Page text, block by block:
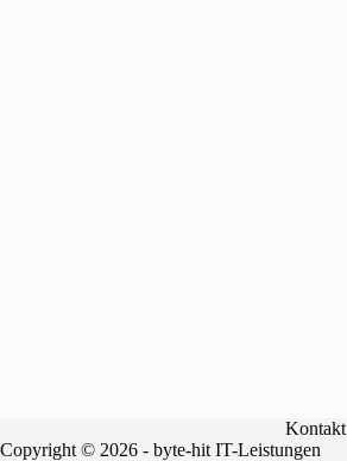
Kontakt
Copyright © 2026 - byte-hit IT-Leistungen